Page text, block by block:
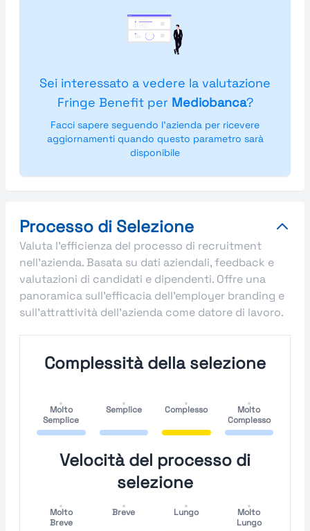
Sei interessato a vedere la valutazione
Fringe Benefit per Mediobanca?
Facci sapere seguendo l'azienda per ricevere
aggiornamenti quando questo parametro sarà
disponibile
Processo di Selezione
Valuta l'efficienza del processo di recruitment
nell'azienda. Basata su dati aziendali, feedback e
valutazioni di candidati e dipendenti. Offre una
panoramica sull'efficacia dell'employer branding e
sull'attrattività dell'azienda come datore di lavoro.
Complessità della selezione
Molto
Semplice
Semplice Complesso
Molto
Complesso
Velocità del processo di
selezione
Molto
Breve
Breve Lungo
Molto
Lungo